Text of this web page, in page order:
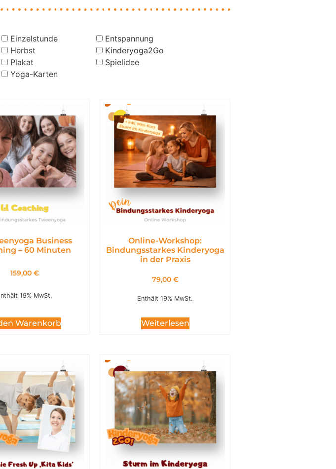
Einzelstunde
Entspannung
Herbst
Kinderyoga2Go
Plakat
Spielidee
Yoga-Karten
Business
– 60 Minuten
159,00 €
19% MwSt.
Warenkorb
Online-Workshop:
Bindungsstarkes Kinderyoga
in der Praxis
79,00 €
Enthält 19% MwSt.
Weiterlesen